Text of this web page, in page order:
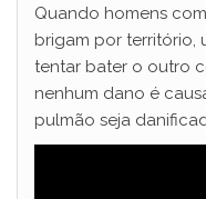
Quando homens
brigam por território,
tentar bater o outro
nenhum dano é
pulmão seja